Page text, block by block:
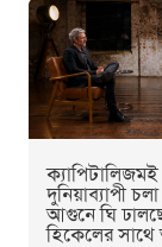
ক্যাপিটালিজমই
দুনিয়াব্যাপী
আগুনে ঘি
হিকেলের